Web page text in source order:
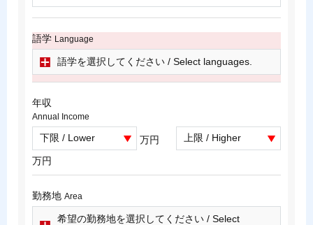
語学 Language
語学を選択してください / Select languages.
年収
Annual Income
万円
万円
勤務地 Area
希望の勤務地を選択してください / Select